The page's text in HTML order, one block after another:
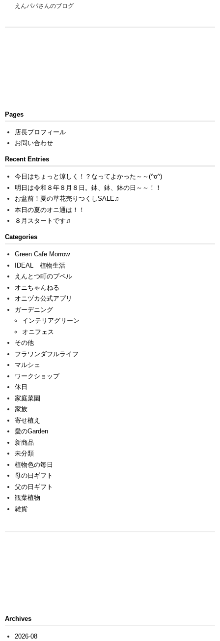
えんパパさんのブログ
Pages
店長プロフィール
お問い合わせ
Recent Entries
今日はちょっと涼しく！？なってよかった～～(^o^)
明日は令和８年８月８日。鉢、鉢、鉢の日～～！！
お盆前！夏の草花売りつくしSALE♫
本日の夏のオニ通は！！
８月スタートです♫
Categories
Green Cafe Morrow
IDEAL 植物生活
えんとつ町のプペル
オニちゃんねる
オニヅカ公式アプリ
ガーデニング
インテリアグリーン
オニフェス
その他
フラワンダフルライフ
マルシェ
ワークショップ
休日
家庭菜園
家族
寄せ植え
愛のGarden
新商品
未分類
植物色の毎日
母の日ギフト
父の日ギフト
観葉植物
雑貨
Archives
2026-08